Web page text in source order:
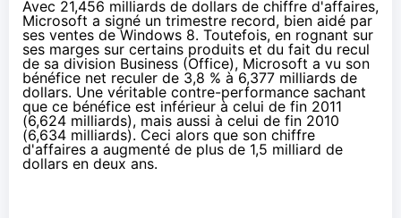
Avec 21,456 milliards de dollars de chiffre d'affaires,
Microsoft a signé un trimestre record, bien aidé par
ses ventes de Windows 8. Toutefois, en rognant sur
ses marges sur certains produits et du fait du recul
de sa division Business (Office), Microsoft a vu son
bénéfice net reculer de 3,8 % à 6,377 milliards de
dollars. Une véritable contre-performance sachant
que ce bénéfice est inférieur à celui de fin 2011
(6,624 milliards), mais aussi à celui de fin 2010
(6,634 milliards). Ceci alors que son chiffre
d'affaires a augmenté de plus de 1,5 milliard de
dollars en deux ans.